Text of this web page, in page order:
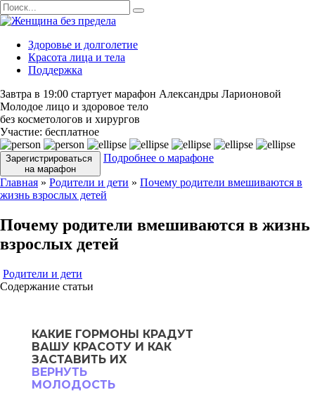
Перейти
к
содержанию
Search
for:
Здоровье и долголетие
Красота лица и тела
Поддержка
Завтра в 19:00 стартует марафон Александры Ларионовой
Молодое лицо и здоровое тело
без косметологов и хирургов
Участие: бесплатное
Зарегистрироваться
на марафон
Подробнее о марафоне
Главная » Родители и дети » Почему родители вмешиваются в
жизнь взрослых детей
Почему родители вмешиваются в жизнь
взрослых детей
Родители и дети
Содержание статьи
КАКИЕ ГОРМОНЫ КРАДУТ
ВАШУ КРАСОТУ И КАК
ЗАСТАВИТЬ ИХ
ВЕРНУТЬ
МОЛОДОСТЬ